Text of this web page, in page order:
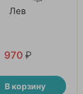
Лев
970 ₽
В корзину